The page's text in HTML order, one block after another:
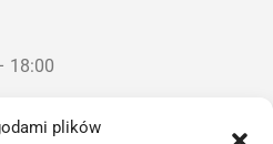
plików
18:00